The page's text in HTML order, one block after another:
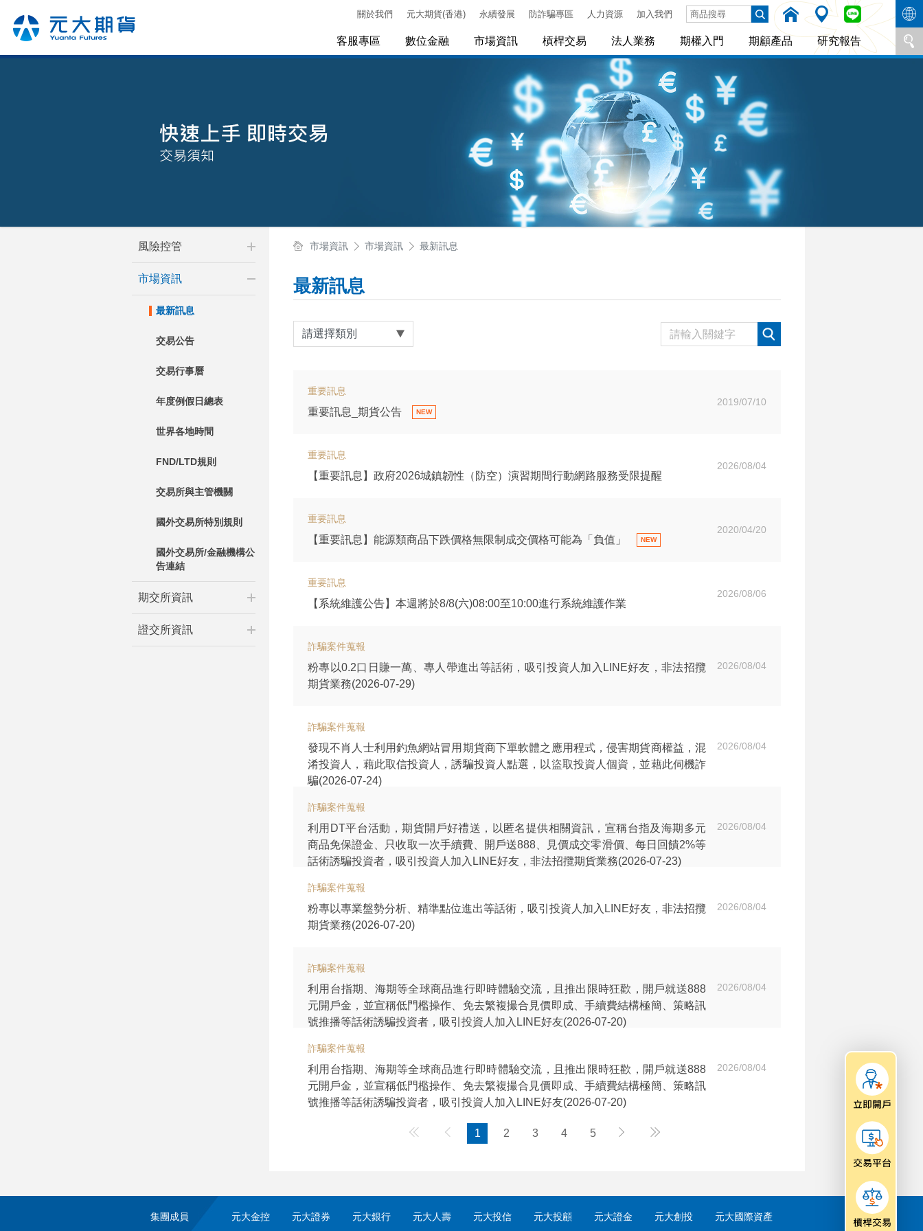
關於我們 元大期貨(香港) 永續發展 防詐騙專區 人力資源 加入我們
客服專區 數位金融 市場資訊 槓桿交易 法人業務 期權入門 期顧產品 研究報告
風險控管
市場資訊
最新訊息
交易公告
交易行事曆
年度例假日總表
世界各地時間
FND/LTD規則
交易所與主管機關
國外交易所特別規則
國外交易所/金融機構公
告連結
期交所資訊
證交所資訊
市場資訊 市場資訊 最新訊息
最新訊息
請選擇類別
重要訊息
重要訊息_期貨公告
2019/07/10
重要訊息
【重要訊息】政府2026城鎮韌性（防空）演習期間行動網路服務受限提醒
2026/08/04
重要訊息
【重要訊息】能源類商品下跌價格無限制成交價格可能為「負值」
2020/04/20
重要訊息
【系統維護公告】本週將於8/8(六)08:00至10:00進行系統維護作業
2026/08/06
詐騙案件蒐報
粉專以0.2口日賺一萬、專人帶進出等話術，吸引投資人加入LINE好友，非法招攬
期貨業務(2026-07-29)
2026/08/04
詐騙案件蒐報
發現不肖人士利用釣魚網站冒用期貨商下單軟體之應用程式，侵害期貨商權益，混
淆投資人，藉此取信投資人，誘騙投資人點選，以盜取投資人個資，並藉此伺機詐
騙(2026-07-24)
2026/08/04
詐騙案件蒐報
利用DT平台活動，期貨開戶好禮送，以匿名提供相關資訊，宣稱台指及海期多元
商品免保證金、只收取一次手續費、開戶送888、見價成交零滑價、每日回饋2%等
話術誘騙投資者，吸引投資人加入LINE好友，非法招攬期貨業務(2026-07-23)
2026/08/04
詐騙案件蒐報
粉專以專業盤勢分析、精準點位進出等話術，吸引投資人加入LINE好友，非法招攬
期貨業務(2026-07-20)
2026/08/04
詐騙案件蒐報
利用台指期、海期等全球商品進行即時體驗交流，且推出限時狂歡，開戶就送888
元開戶金，並宣稱低門檻操作、免去繁複撮合見價即成、手續費結構極簡、策略訊
號推播等話術誘騙投資者，吸引投資人加入LINE好友(2026-07-20)
2026/08/04
詐騙案件蒐報
利用台指期、海期等全球商品進行即時體驗交流，且推出限時狂歡，開戶就送888
元開戶金，並宣稱低門檻操作、免去繁複撮合見價即成、手續費結構極簡、策略訊
號推播等話術誘騙投資者，吸引投資人加入LINE好友(2026-07-20)
2026/08/04
PreviousPrevious
1 2 3 4 5 Next
集團成員 元大金控 元大證券 元大銀行 元大人壽 元大投信 元大投顧 元大證金 元大創投 元大國際資產